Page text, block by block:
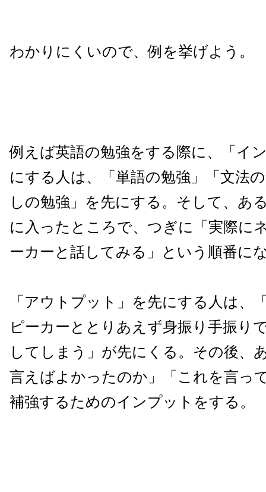
わかりにくいので、例を挙げよう。
例えば英語の勉強をする際に、「イ
にする人は、「単語の勉強」「文法
しの勉強」を先にする。そして、あ
に入ったところで、つぎに「実際に
ーカーと話してみる」という順番に
「アウトプット」を先にする人は、
ピーカーととりあえず身振り手振り
してしまう」が先にくる。その後、
言えばよかったのか」「これを言っ
補強するためのインプットをする。